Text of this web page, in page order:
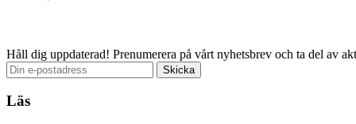
Håll dig uppdaterad! Prenumerera på vårt nyhetsbrev och ta del av
Läs